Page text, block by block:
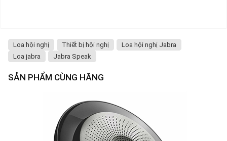
Loa hội nghị Thiết bị hội nghị
Loa hội nghị Jabra
Loa jabra
Jabra Speak
SẢN PHẨM CÙNG HÃNG